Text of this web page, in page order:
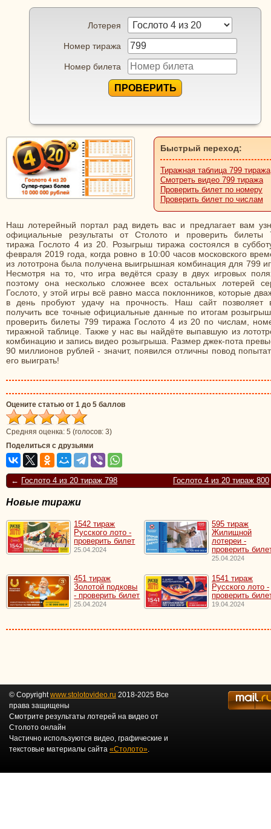
Лотерея
Номер тиража
Номер билета
ПРОВЕРИТЬ
Быстрый переход:
Тиражная таблица 799 тиража
Смотреть видео 799 тиража
Проверить билет по номеру
Проверить билет по числам
Наш лотерейный портал рад видеть вас и предлагает вам
официальные результаты от Столото и проверить билеты
тиража Гослото 4 из 20. Розыгрыш тиража состоялся в
февраля 2019 года, когда ровно в 10:00 часов московского
из лототрона была получена выигрышная комбинация для 799
Несмотря на то, что игра ведётся сразу в двух игровых
поэтому она несколько сложнее всех остальных лотерей
Гослото, у этой игры всё равно масса поклонников, которые
в день пробуют удачу на прочность. Наш сайт позволяет
получить все точные официальные данные по итогам
проверить билеты 799 тиража Гослото 4 из 20 по числам,
тиражной таблице. Также у нас вы найдёте выпавшую из
комбинацию и запись видео розыгрыша. Размер джек-пота
90 миллионов рублей - значит, появился отличны повод
его выиграть!
Оцените статью от 1 до 5 баллов
Средняя оценка: 5 (голосов: 3)
Поделиться с друзьями
← Гослото 4 из 20 тираж 798 Гослото 4 из 20 тираж 800
Новые тиражи
1542 тираж
Русского лото -
проверить билет
25.04.2024
595 тираж
Жилищной
лотереи -
проверить
25.04.2024
451 тираж
Золотой подковы
- проверить билет
25.04.2024
1541 тираж
Русского лото -
проверить
19.04.2024
© Copyrightwww.stolotovideo.ru 2018-2025 Все
права защищены
Смотрите результаты лотерей на видео от
Столото онлайн
Частично используются видео, графические и
текстовые материалы сайта «Столото».